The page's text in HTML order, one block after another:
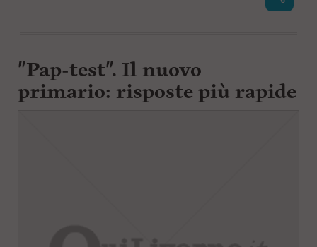
"Pap-test". Il nuovo
primario: risposte più rapide